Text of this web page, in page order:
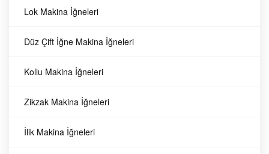
Lok Makina İğneleri
Düz Çift İğne Makina İğneleri
Kollu Makina İğneleri
Zikzak Makina İğneleri
İlik Makina İğneleri
Diğer Parçaları
OS1550 Siruba
Yağ Contası (Orj.)
135,92TL